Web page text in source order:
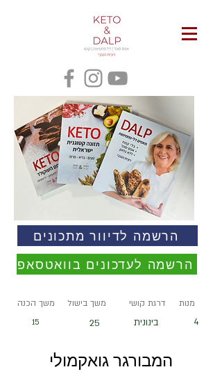
הרשמה לדיוור מתכונים
הרשמה לעדכונים בוואטסאפ
משך הכנה משך בישול
15 25
מנות דרגת קושי
בינונית 4
המבורגר גואקמולי